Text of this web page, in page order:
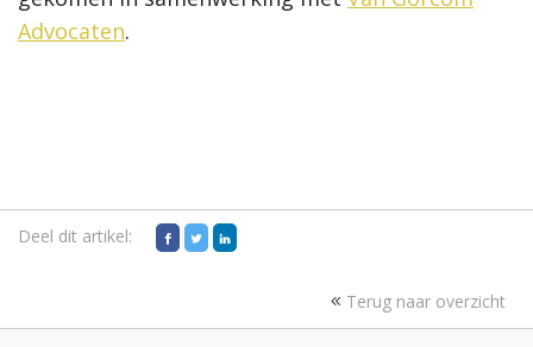
Advocaten.
Deel dit artikel:
Terug naar overzicht